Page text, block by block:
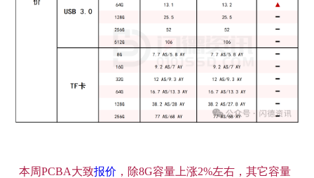
本周PCBA大致报价 ，除8G容量上涨2%左右，其它容量